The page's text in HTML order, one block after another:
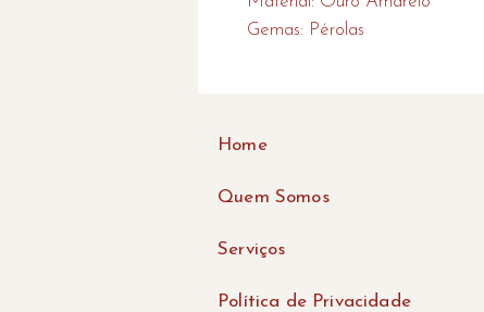
Gemas: Pérolas
Home
Quem Somos
Serviços
Política de Privacidade